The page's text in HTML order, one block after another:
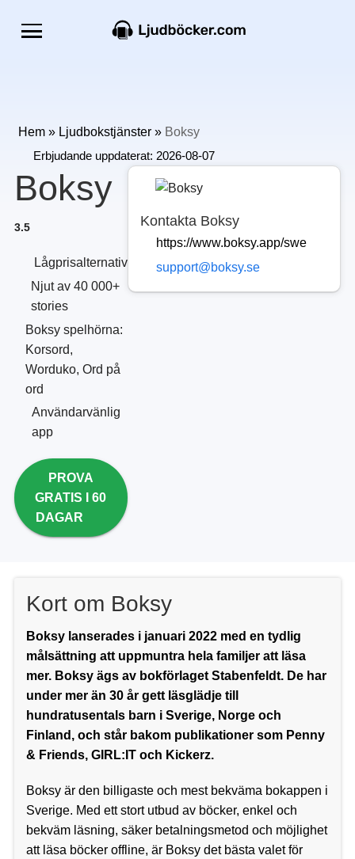
Hem» Ljudbokstjänster» Boksy
Erbjudande uppdaterat: 2026-08-07
Boksy
3.5
Lågprisalternativ
Njut av 40 000+
stories
Boksy spelhörna:
Korsord,
Worduko, Ord på
ord
Användarvänlig
app
PROVA
GRATIS I 60
DAGAR
Kontakta Boksy
https://www.boksy.app/swe
support@boksy.se
Kort om Boksy
Boksylanserades i januari 2022 med en tydlig
målsättning att uppmuntra hela familjer att läsa
mer. Boksy ägs av bokförlaget Stabenfeldt. De har
under mer än 30 år gett läsglädje till
hundratusentals barn i Sverige, Norge och
Finland, och står bakom publikationer som Penny
& Friends, GIRL:IT och Kickerz.
Boksy är den billigaste och mest bekväma bokappen i
Sverige. Med ett stort utbud av böcker, enkel och
bekväm läsning, säker betalningsmetod och möjlighet
att läsa böcker offline, är Boksy det bästa valet för